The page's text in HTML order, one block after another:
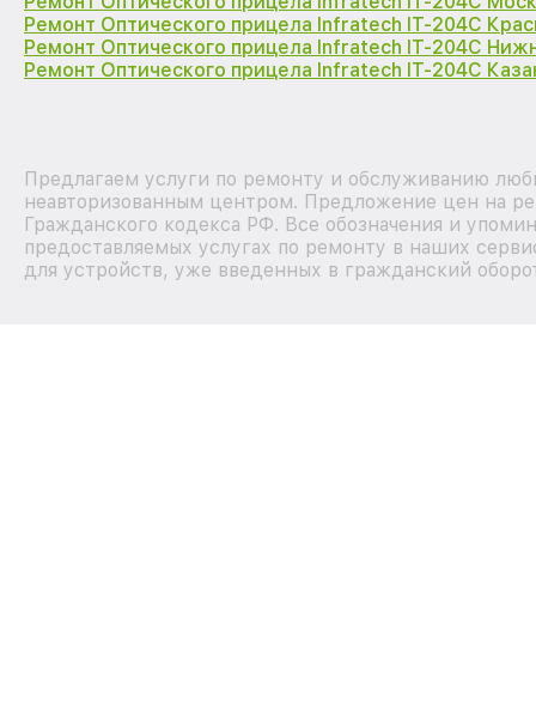
Ремонт Оптического прицела Infratech IT-204C
Ремонт Оптического прицела Infratech IT-204C
Ремонт Оптического прицела Infratech IT-204C
Предлагаем услуги по ремонту и обслуживанию
неавторизованным центром. Предложение цен на
Гражданского кодекса РФ. Все обозначения и
предоставляемых услугах по ремонту в наших
для устройств, уже введенных в гражданский